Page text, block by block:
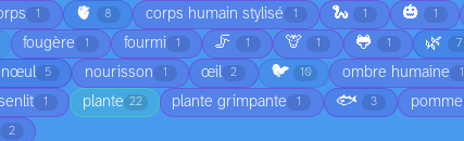
1 🫀 8 corps humain stylisé 1 🐍 1 🎃 1
fougère 1 fourmi 1 🦵 1 🦒 1 🐸 1 🌿 7
nœul 5 nourisson 1 œil 2 🐦 10 ombre humaine 1
1 plante 22 plante grimpante 1 🐟 3 pomme
2